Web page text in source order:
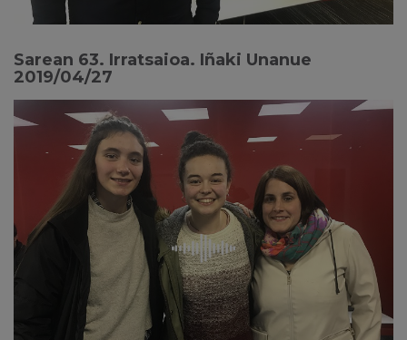
Sarean 63. Irratsaioa. Iñaki Unanue
2019/04/27